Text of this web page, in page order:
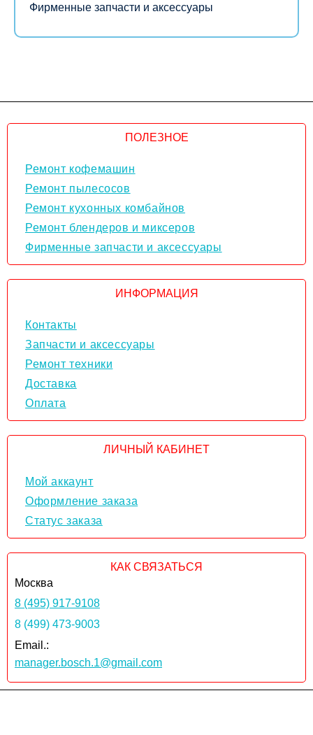
Фирменные запчасти и аксессуары
ПОЛЕЗНОЕ
Ремонт кофемашин
Ремонт пылесосов
Ремонт кухонных комбайнов
Ремонт блендеров и миксеров
Фирменные запчасти и аксессуары
ИНФОРМАЦИЯ
Контакты
Запчасти и аксессуары
Ремонт техники
Доставка
Оплата
ЛИЧНЫЙ КАБИНЕТ
Мой аккаунт
Оформление заказа
Статус заказа
КАК СВЯЗАТЬСЯ
Москва
8 (495) 917-9108
8 (499) 473-9003
Email.:
manager.bosch.1@gmail.com